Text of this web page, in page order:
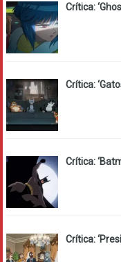
Crítica:
Crítica:
Crítica:
Crítica: